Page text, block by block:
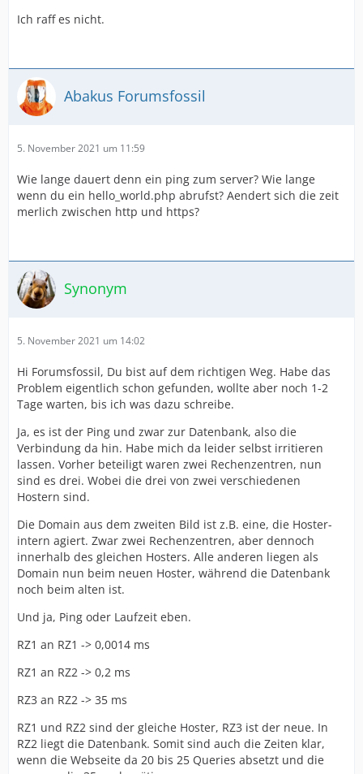
Ich raff es nicht.
Abakus Forumsfossil
5. November 2021 um 11:59
Wie lange dauert denn ein ping zum server? Wie lange
wenn du ein hello_world.php abrufst? Aendert sich die zeit
merlich zwischen http und https?
Synonym
5. November 2021 um 14:02
Hi Forumsfossil, Du bist auf dem richtigen Weg. Habe das
Problem eigentlich schon gefunden, wollte aber noch 1-2
Tage warten, bis ich was dazu schreibe.
Ja, es ist der Ping und zwar zur Datenbank, also die
Verbindung da hin. Habe mich da leider selbst irritieren
lassen. Vorher beteiligt waren zwei Rechenzentren, nun
sind es drei. Wobei die drei von zwei verschiedenen
Hostern sind.
Die Domain aus dem zweiten Bild ist z.B. eine, die Hoster-
intern agiert. Zwar zwei Rechenzentren, aber dennoch
innerhalb des gleichen Hosters. Alle anderen liegen als
Domain nun beim neuen Hoster, während die Datenbank
noch beim alten ist.
Und ja, Ping oder Laufzeit eben.
RZ1 an RZ1 -> 0,0014 ms
RZ1 an RZ2 -> 0,2 ms
RZ3 an RZ2 -> 35 ms
RZ1 und RZ2 sind der gleiche Hoster, RZ3 ist der neue. In
RZ2 liegt die Datenbank. Somit sind auch die Zeiten klar,
wenn die Webseite da 20 bis 25 Queries absetzt und die